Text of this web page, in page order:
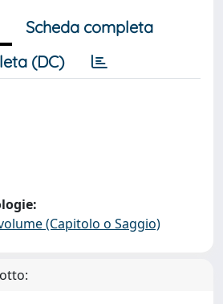
Scheda completa
(DC)
(Capitolo o Saggio)